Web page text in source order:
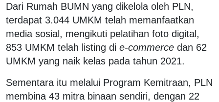
Dari Rumah BUMN yang dikelola oleh PLN,
terdapat 3.044 UMKM telah memanfaatkan
media sosial, mengikuti pelatihan foto digital,
853 UMKM telah listing di e-commerce dan 62
UMKM yang naik kelas pada tahun 2021.
Sementara itu melalui Program Kemitraan, PLN
membina 43 mitra binaan sendiri, dengan 22